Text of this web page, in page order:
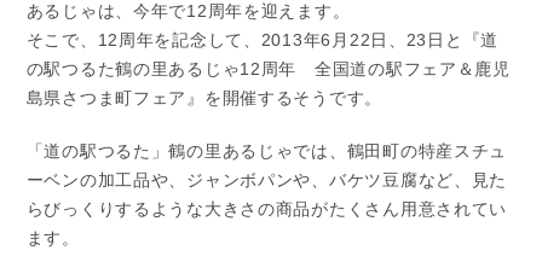
あるじゃは、今年で12周年を迎えます。
そこで、12周年を記念して、2013年6月22日、23日と『道
の駅つるた鶴の里あるじゃ12周年 全国道の駅フェア＆鹿児
島県さつま町フェア』を開催するそうです。
「道の駅つるた」鶴の里あるじゃでは、鶴田町の特産スチュ
ーベンの加工品や、ジャンボパンや、バケツ豆腐など、見た
らびっくりするような大きさの商品がたくさん用意されてい
ます。